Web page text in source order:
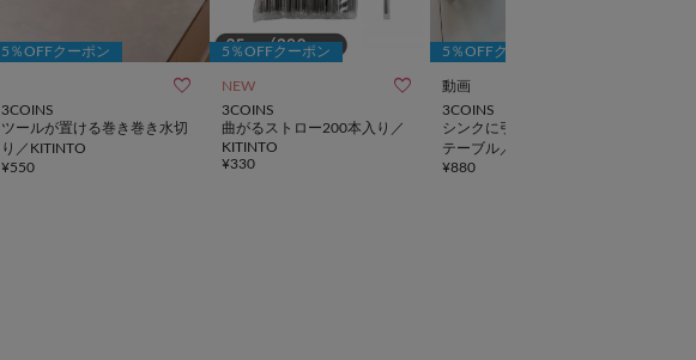
5％OFFクーポン

3COINS
ツールが置ける巻き巻き水切
り／KITINTO
¥550
5％OFFクーポン
NEW 
3COINS
曲がるストロー200本入り／
KITINTO
¥330
5％OFFクーポン
動画
3COINS
シンクに引っ掛けるサポート
テーブル／KITINTO
¥880